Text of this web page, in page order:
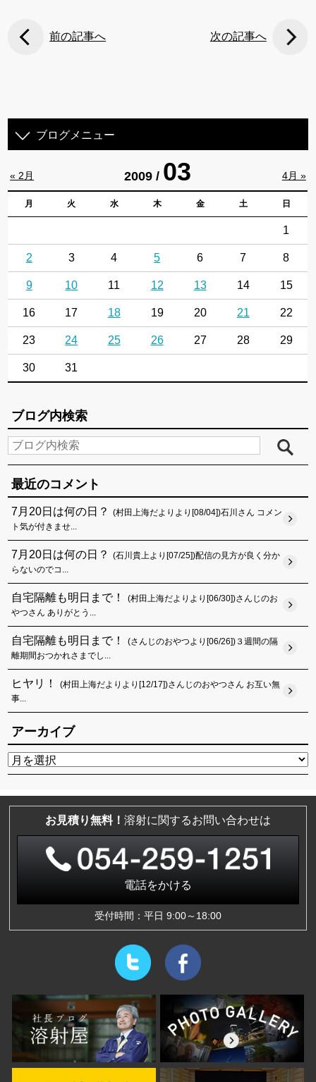
前の記事へ 次の記事へ
ブログメニュー
2009 / 03
月 火 水 木 金 土 日
1
2 3 4 5 6 7 8
9 10 11 12 13 14 15
16 17 18 19 20 21 22
23 24 25 26 27 28 29
30 31
« 2月 4月 »
ブログ内検索
最近のコメント
7月20日は何の日？
(村田上海だよりより[08/04])石川さん コメン
ト気が付きませ...
7月20日は何の日？
(石川貴上より[07/25])配信の見方が良く分か
らないのでコ...
自宅隔離も明日まで！
(村田上海だよりより[06/30])さんじのお
やつさん ありがとう...
自宅隔離も明日まで！
(さんじのおやつより[06/26])３週間の隔
離期間おつかれさまでし...
ヒヤリ！
(村田上海だよりより[12/17])さんじのおやつさん お互い無
事...
アーカイブ
お見積り無料！ 溶射に関するお問い合わせは
電話をかける
受付時間：平日 9:00～18:00